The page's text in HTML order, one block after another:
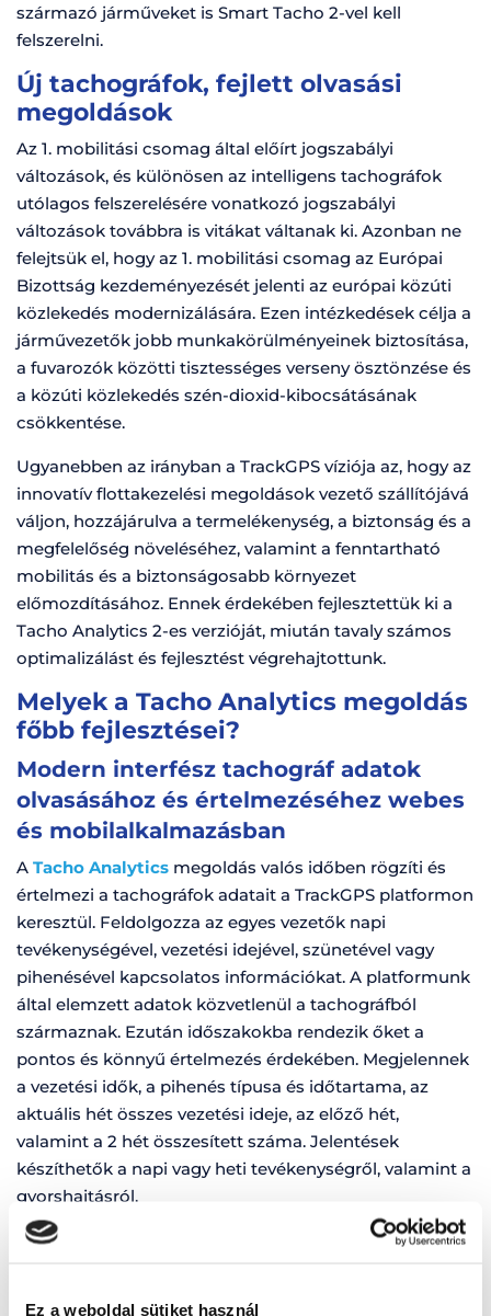
Ez a weboldal sütiket használ
származó járműveket is Smart Tacho 2-vel kell
felszerelni.
Új tachográfok, fejlett olvasási
megoldások
Az 1. mobilitási csomag által előírt jogszabályi
változások, és különösen az intelligens tachográfok
utólagos felszerelésére vonatkozó jogszabályi
változások továbbra is vitákat váltanak ki. Azonban ne
felejtsük el, hogy az 1. mobilitási csomag az Európai
Bizottság kezdeményezését jelenti az európai közúti
közlekedés modernizálására. Ezen intézkedések célja a
járművezetők jobb munkakörülményeinek biztosítása,
a fuvarozók közötti tisztességes verseny ösztönzése és
a közúti közlekedés szén-dioxid-kibocsátásának
csökkentése.
Ugyanebben az irányban a TrackGPS víziója az, hogy az
innovatív flottakezelési megoldások vezető szállítójává
váljon, hozzájárulva a termelékenység, a biztonság és a
megfelelőség növeléséhez, valamint a fenntartható
mobilitás és a biztonságosabb környezet
előmozdításához. Ennek érdekében fejlesztettük ki a
Tacho Analytics 2-es verzióját, miután tavaly számos
optimalizálást és fejlesztést végrehajtottunk.
Melyek a Tacho Analytics megoldás
főbb fejlesztései?
Modern interfész tachográf adatok
olvasásához és értelmezéséhez webes
és mobilalkalmazásban
A Tacho Analytics megoldás valós időben rögzíti és
értelmezi a tachográfok adatait a TrackGPS platformon
keresztül. Feldolgozza az egyes vezetők napi
tevékenységével, vezetési idejével, szünetével vagy
pihenésével kapcsolatos információkat. A platformunk
által elemzett adatok közvetlenül a tachográfból
származnak. Ezután időszakokba rendezik őket a
pontos és könnyű értelmezés érdekében. Megjelennek
a vezetési idők, a pihenés típusa és időtartama, az
aktuális hét összes vezetési ideje, az előző hét,
valamint a 2 hét összesített száma. Jelentések
készíthetők a napi vagy heti tevékenységről, valamint a
gyorshajtásról.
A Tacho Mobile funkcióval a tachográf adatai